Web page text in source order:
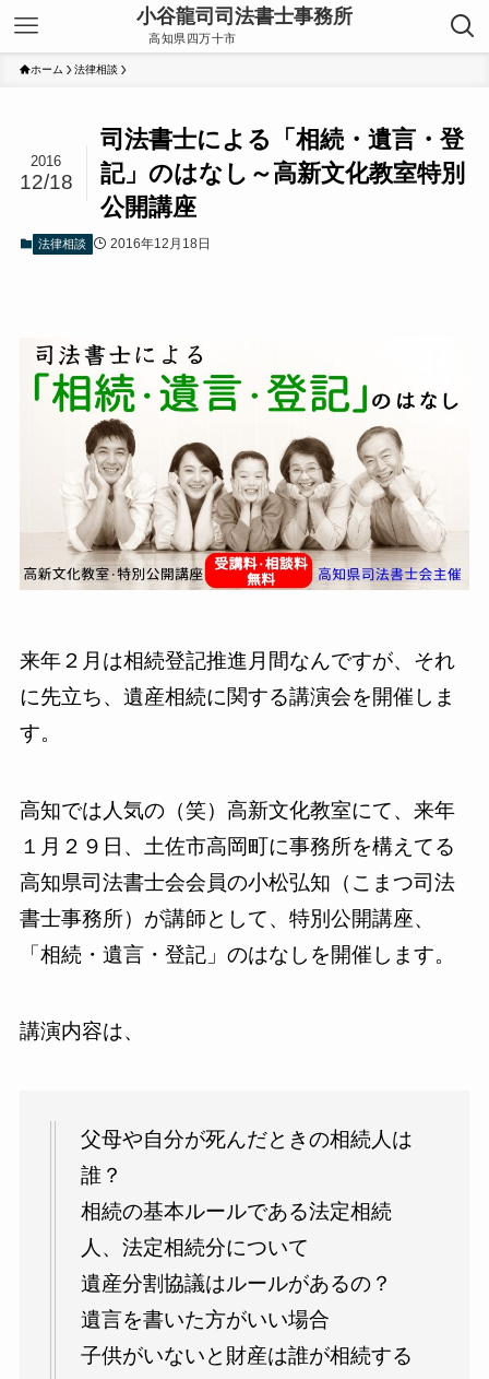
ホーム 法律相談
司法書士による「相続・遺言・登
記」のはなし～高新文化教室特別
公開講座
2016
12/18
法律相談 2016年12月18日
来年２月は相続登記推進月間なんですが、それ
に先立ち、遺産相続に関する講演会を開催しま
す。
高知では人気の（笑）高新文化教室にて、来年
１月２９日、土佐市高岡町に事務所を構えてる
高知県司法書士会会員の小松弘知（こまつ司法
書士事務所）が講師として、特別公開講座、
「相続・遺言・登記」のはなしを開催します。
講演内容は、
父母や自分が死んだときの相続人は
誰？
相続の基本ルールである法定相続
人、法定相続分について
遺産分割協議はルールがあるの？
遺言を書いた方がいい場合
子供がいないと財産は誰が相続する